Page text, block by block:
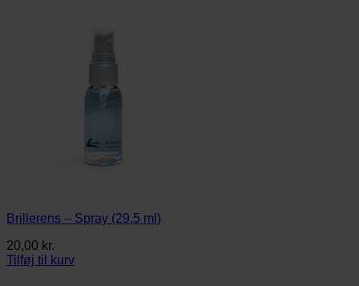
Brillerens – Spray (29,5 ml)
20,00 kr.
Tilføj til kurv